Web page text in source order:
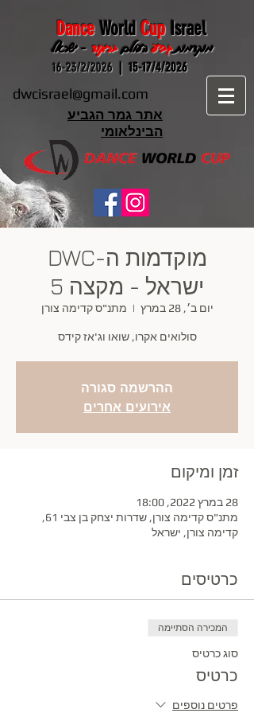
DanceWorld Cup Israel
מוקדמותגביעהעולםבריקוד- ישראל
15-17/4/2026 |
16-23/2/2026
dwcisrael@gmail.com
אתר גמר הגביע
הבינלאומי
מוקדמות ה-DWC
ישראל - מקצה 5
יום ב׳, 28 במרץ
  |
מתנ"ס קדימה צורן
סולואים אקרו, שואו וג'אז קידס
ההרשמה סגורה
אירועים אחרים
זמן ומיקום
28 במרץ 2022, 18:00
מתנ"ס קדימה צורן, שדרות יצחק בן צבי 61,
קדימה צורן, ישראל
כרטיסים
המכירה הסתיימה
סוג כרטיס
כרטיס
פרטים נוספים